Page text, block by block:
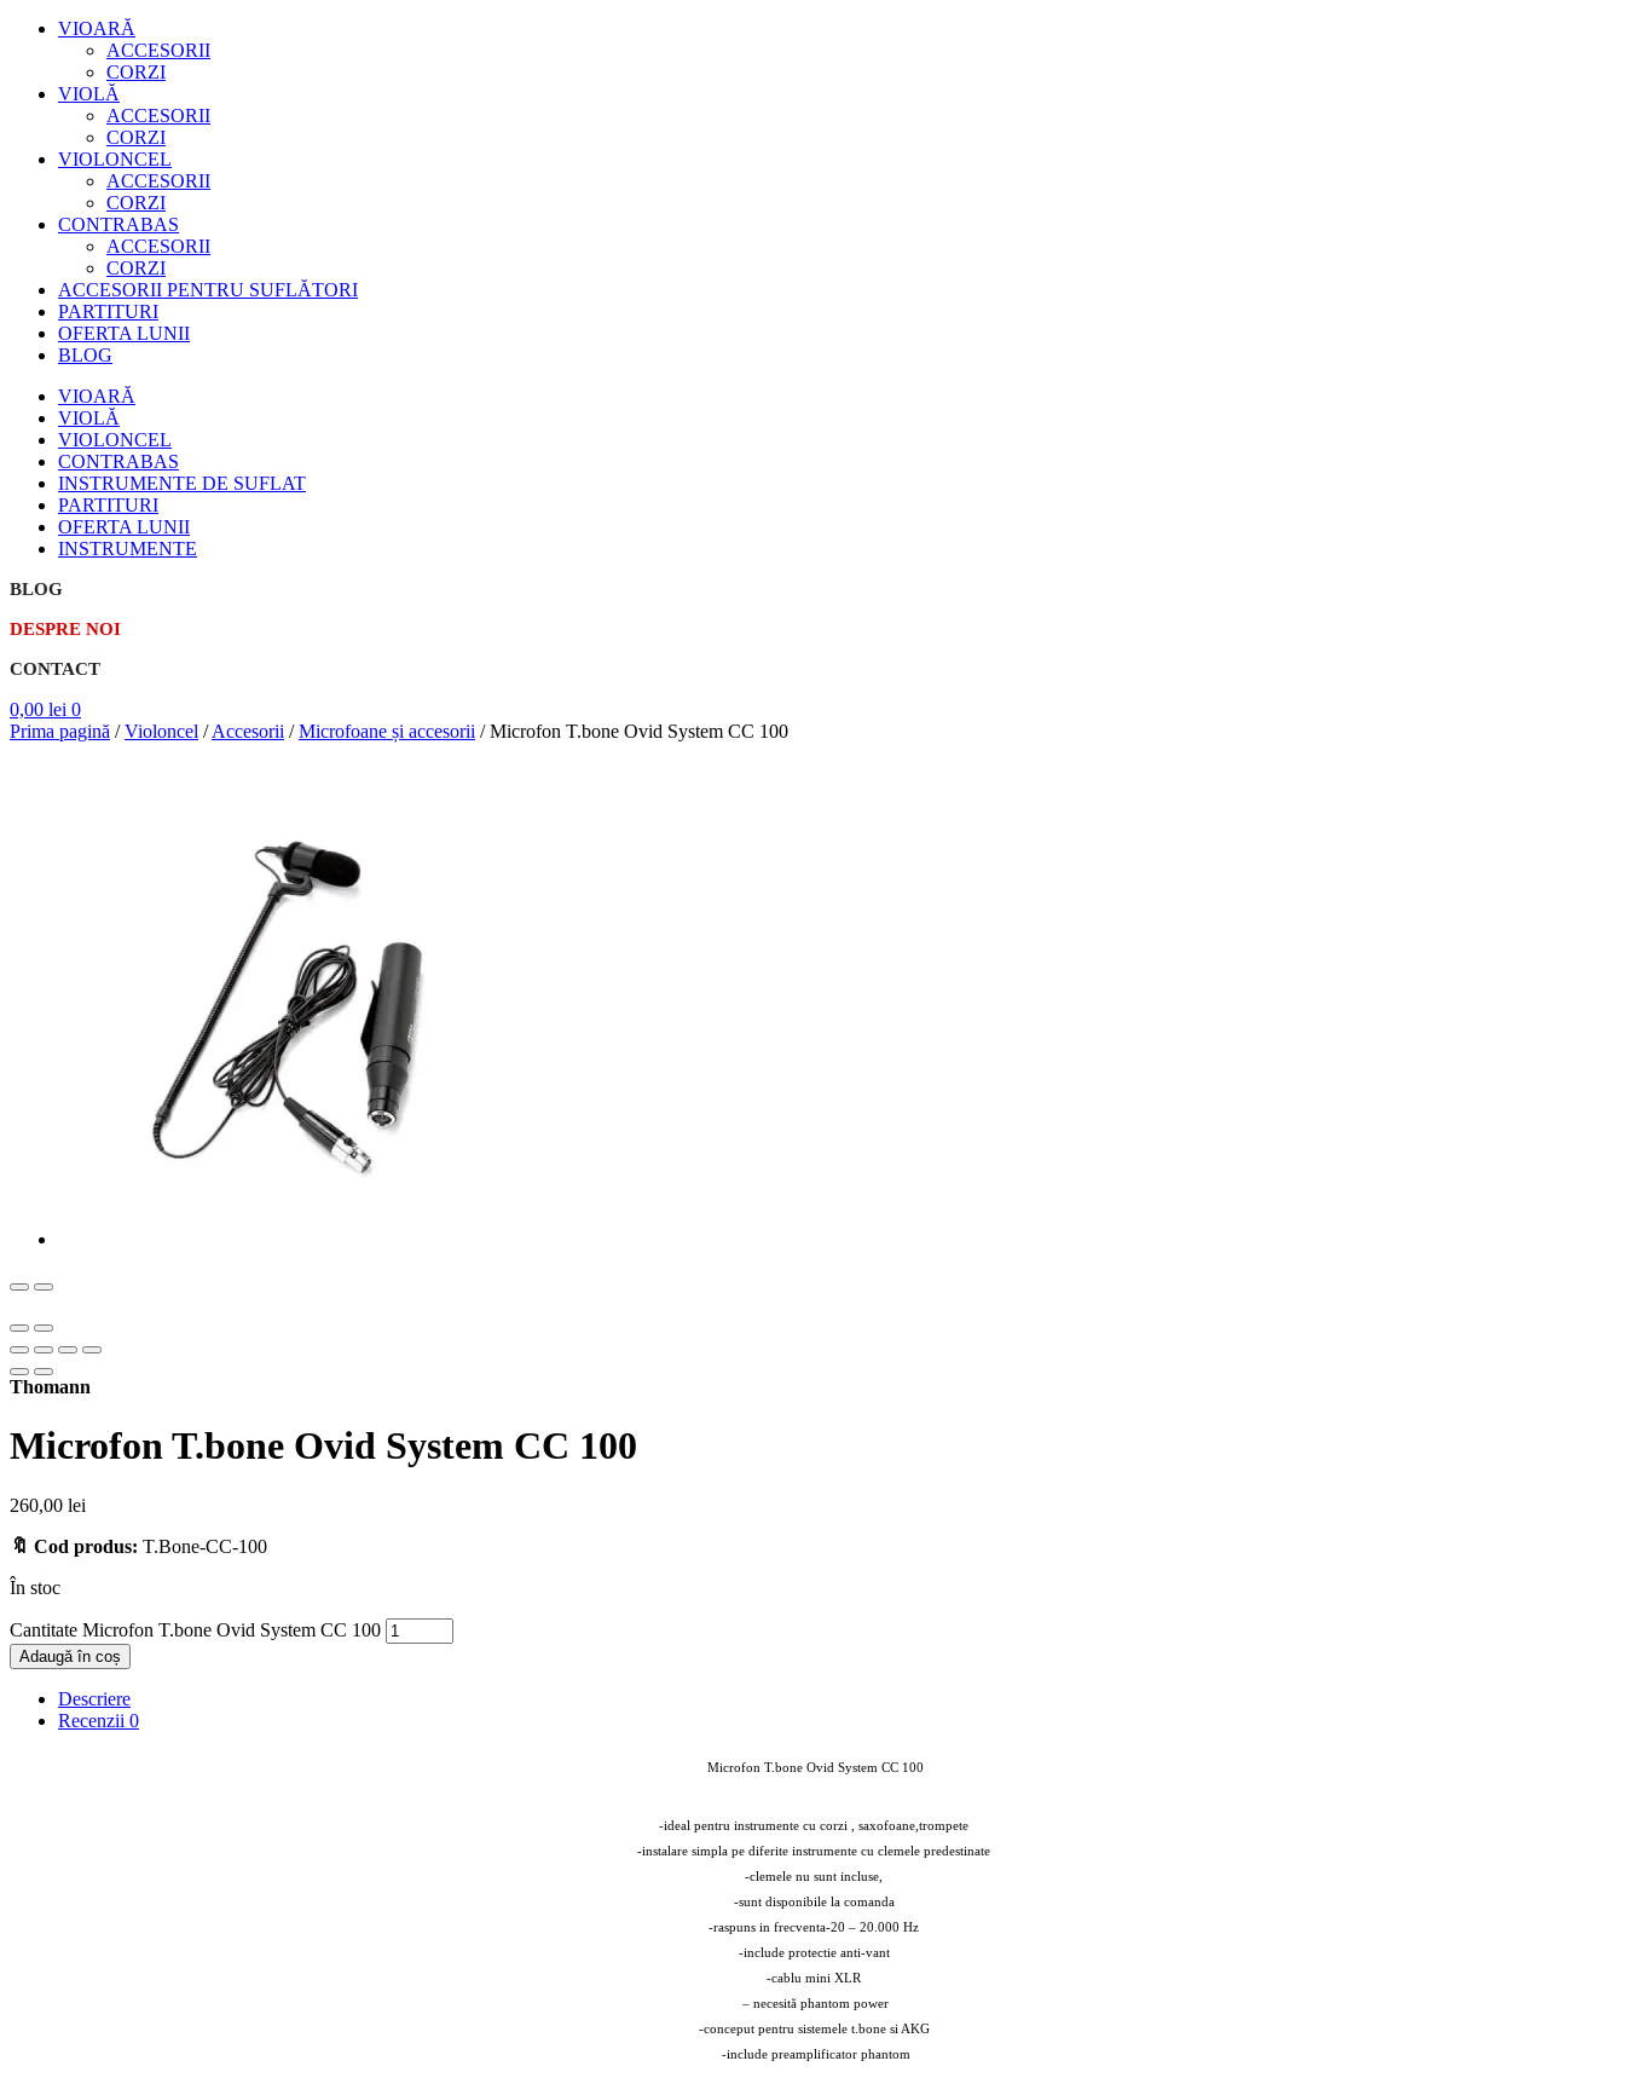
VIOARĂ
ACCESORII
CORZI
VIOLĂ
ACCESORII
CORZI
VIOLONCEL
ACCESORII
CORZI
CONTRABAS
ACCESORII
CORZI
ACCESORII PENTRU SUFLĂTORI
PARTITURI
OFERTA LUNII
BLOG
VIOARĂ
VIOLĂ
VIOLONCEL
CONTRABAS
INSTRUMENTE DE SUFLAT
PARTITURI
OFERTA LUNII
INSTRUMENTE
BLOG
DESPRE NOI
CONTACT
0,00 lei 0
Prima pagină /Violoncel /Accesorii /Microfoane și accesorii /Microfon T.bone Ovid System CC 100
Thomann
Microfon T.bone Ovid System CC 100
260,00 lei
🔖 Cod produs: T.Bone-CC-100
În stoc
Cantitate Microfon T.bone Ovid System CC 100
Adaugă în coș
Descriere
Recenzii 0
Microfon T.bone Ovid System CC 100
-ideal pentru instrumente cu corzi , saxofoane,trompete
-instalare simpla pe diferite instrumente cu clemele predestinate
-clemele nu sunt incluse,
-sunt disponibile la comanda
-raspuns in frecventa-20 – 20.000 Hz
-include protectie anti-vant
-cablu mini XLR
– necesită phantom power
-conceput pentru sistemele t.bone si AKG
-include preamplificator phantom